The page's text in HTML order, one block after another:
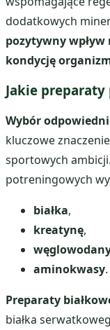
dodatkowych
pozytywny
kondycję
Jakie
Wybór
kluczowe
sportowych
potreningowych
białka,
kreatynę,
aminokwasy.
Preparaty
białka